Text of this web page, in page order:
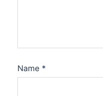
Name *